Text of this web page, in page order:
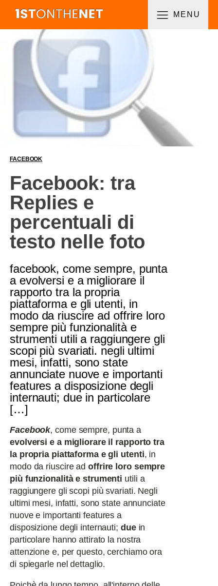
MENU
FACEBOOK
Facebook: tra
Replies e
percentuali di
testo nelle foto
facebook, come sempre, punta
a evolversi e a migliorare il
rapporto tra la propria
piattaforma e gli utenti, in
modo da riuscire ad offrire loro
sempre più funzionalità e
strumenti utili a raggiungere gli
scopi più svariati. negli ultimi
mesi, infatti, sono state
annunciate nuove e importanti
features a disposizione degli
internauti; due in particolare
[…]
Facebook, come sempre, punta a
evolversi e a migliorare il rapporto tra
la propria piattaforma e gli utenti, in
modo da riuscire ad offrire loro sempre
più funzionalità e strumenti utili a
raggiungere gli scopi più svariati. Negli
ultimi mesi, infatti, sono state annunciate
nuove e importanti features a
disposizione degli internauti; duein
particolare hanno attirato la nostra
attenzione e, per questo, cerchiamo ora
di spiegarle nel dettaglio.